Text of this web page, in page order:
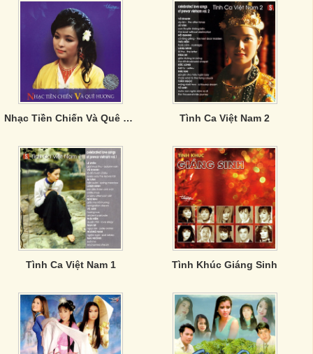
Nhạc Tiền Chiến Và Quê Hương Tình Ca Việt Nam 2
Tình Ca Việt Nam 1 Tình Khúc Giáng Sinh